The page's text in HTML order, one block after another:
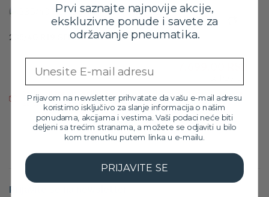
235/40 R19 SEHA TALAS 96W XL
Proizvod trenutno nije na zalihama. Molimo vas da nas pozovete
za više informacija na broj: 032/546-10-11
Prijavite se na newsletter
Prvi saznajte najnovije akcije,
ekskluzivne ponude i savete za
održavanje pneumatika.
Prijavom na newsletter prihvatate da vašu e-mail adresu
koristimo isključivo za slanje informacija o našim
ponudama, akcijama i vestima. Vaši podaci neće biti
deljeni sa trećim stranama, a možete se odjaviti u bilo
kom trenutku putem linka u e-mailu.
PRIJAVITE SE